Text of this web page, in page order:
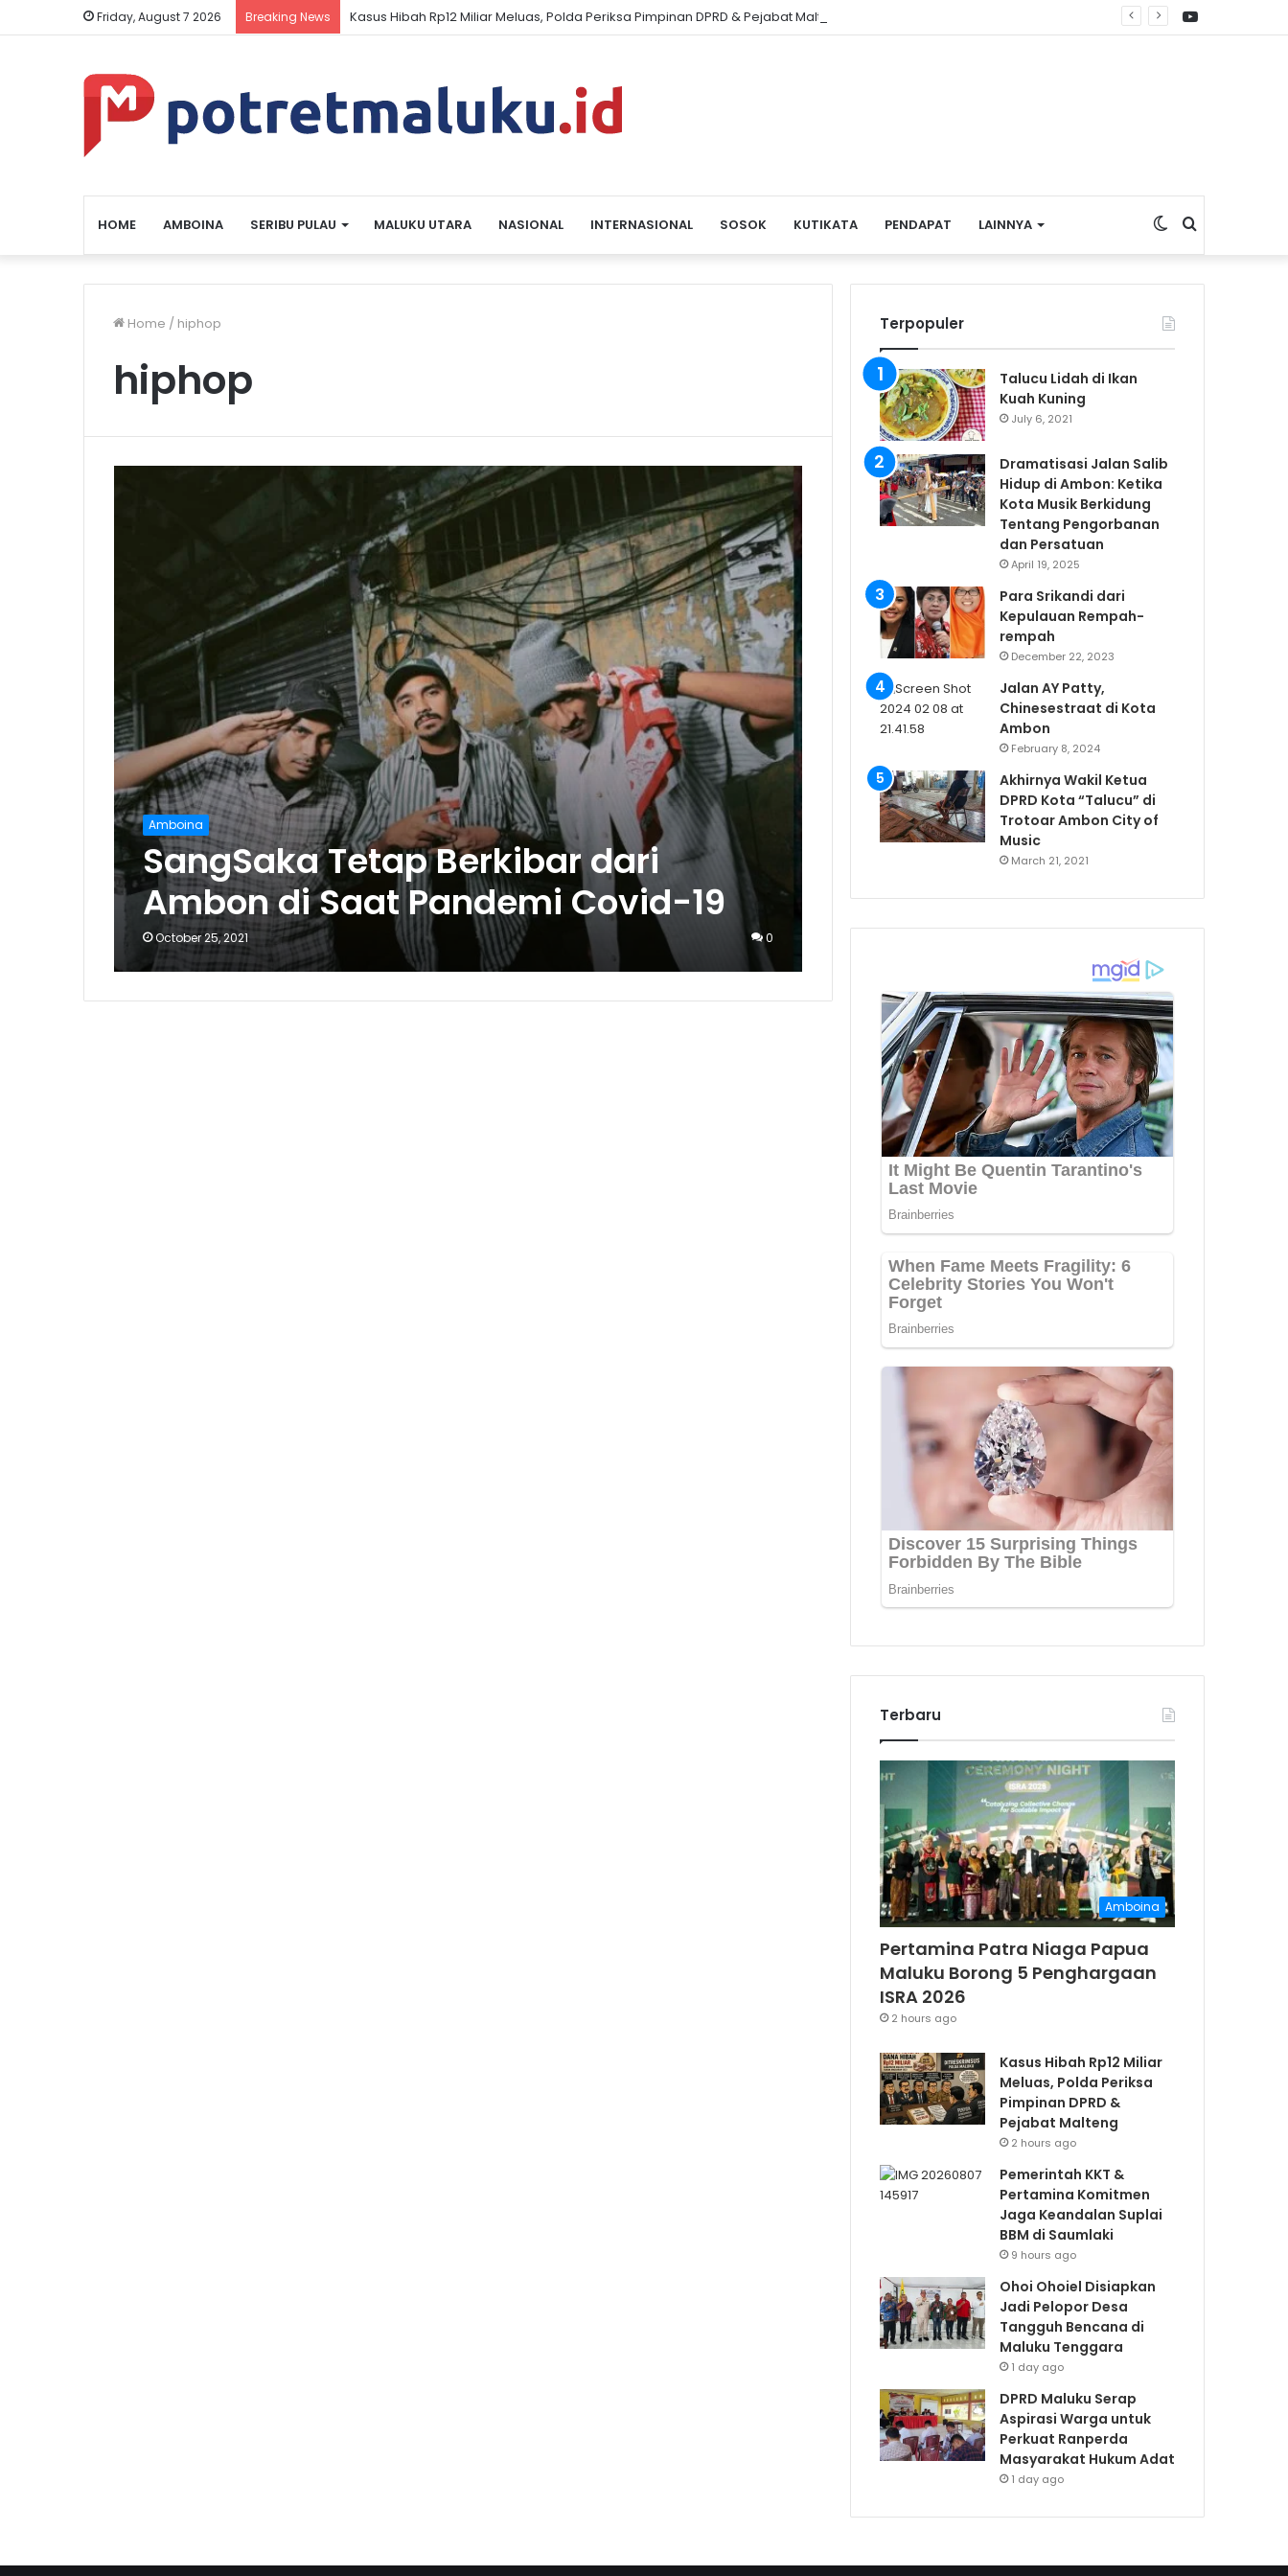
Friday, August 7 2026 Breaking News Kasus Hibah Rp12 Miliar Meluas, Polda Periksa Pimpinan DPRD & Pejabat Malteng
HOME AMBOINA SERIBU PULAU MALUKU UTARA NASIONAL INTERNASIONAL SOSOK KUTIKATA PENDAPAT LAINNYA Search
for
Switch
skin
Home / hiphop
hiphop
Amboina
SangSaka Tetap Berkibar dari
Ambon di Saat Pandemi Covid-19
October 25, 2021 0
Terpopuler
Talucu Lidah di Ikan
Kuah Kuning
July 6, 2021
Dramatisasi Jalan Salib
Hidup di Ambon: Ketika
Kota Musik Berkidung
Tentang Pengorbanan
dan Persatuan
April 19, 2025
Para Srikandi dari
Kepulauan Rempah-
rempah
December 22, 2023
Jalan AY Patty,
Chinesestraat di Kota
Ambon
February 8, 2024
Akhirnya Wakil Ketua
DPRD Kota “Talucu” di
Trotoar Ambon City of
Music
March 21, 2021
Terbaru
Amboina
Pertamina Patra Niaga Papua
Maluku Borong 5 Penghargaan
ISRA 2026
2 hours ago
Kasus Hibah Rp12 Miliar
Meluas, Polda Periksa
Pimpinan DPRD &
Pejabat Malteng
2 hours ago
Pemerintah KKT &
Pertamina Komitmen
Jaga Keandalan Suplai
BBM di Saumlaki
9 hours ago
Ohoi Ohoiel Disiapkan
Jadi Pelopor Desa
Tangguh Bencana di
Maluku Tenggara
1 day ago
DPRD Maluku Serap
Aspirasi Warga untuk
Perkuat Ranperda
Masyarakat Hukum Adat
1 day ago